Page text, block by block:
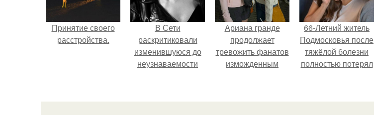
Принятие своего
расстройства.
В Сети
раскритиковали
изменившуюся до
неузнаваемости
Ариана гранде
продолжает
тревожить фанатов
изможденным
66-Летний житель
Подмосковья после
тяжёлой болезни
полностью потерял
восстановить